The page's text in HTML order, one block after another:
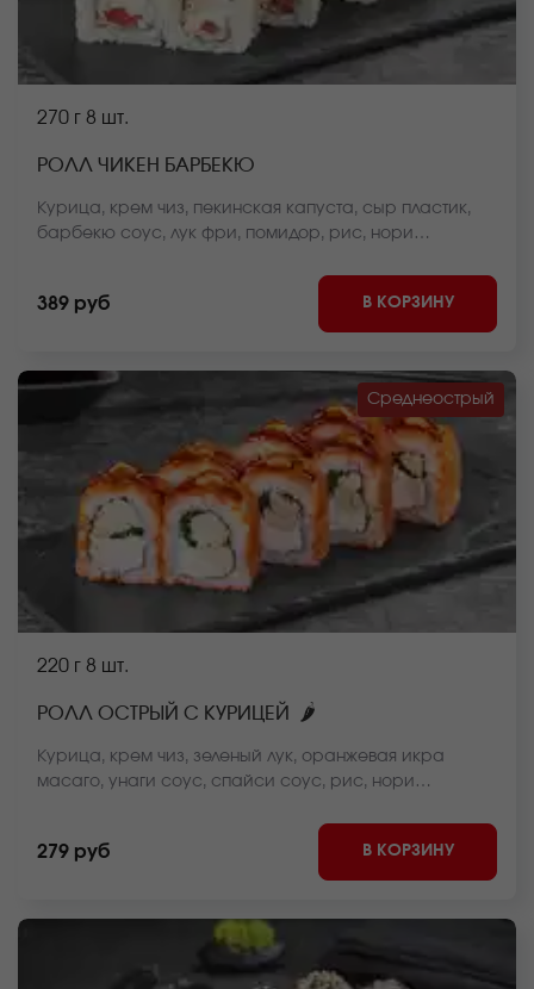
270 г 8 шт.
РОЛЛ ЧИКЕН БАРБЕКЮ
Курица, крем чиз, пекинская капуста, сыр пластик,
барбекю соус, лук фри, помидор, рис, нори
389 руб В КОРЗИНУ
Среднеострый
220 г 8 шт.
РОЛЛ ОСТРЫЙ С КУРИЦЕЙ 🌶
Курица, крем чиз, зеленый лук, оранжевая икра
масаго, унаги соус, спайси соус, рис, нори
279 руб В КОРЗИНУ